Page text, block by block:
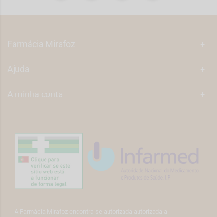
Farmácia Mirafoz +
Ajuda +
A minha conta +
A Farmácia Mirafoz encontra-se autorizada autorizada a